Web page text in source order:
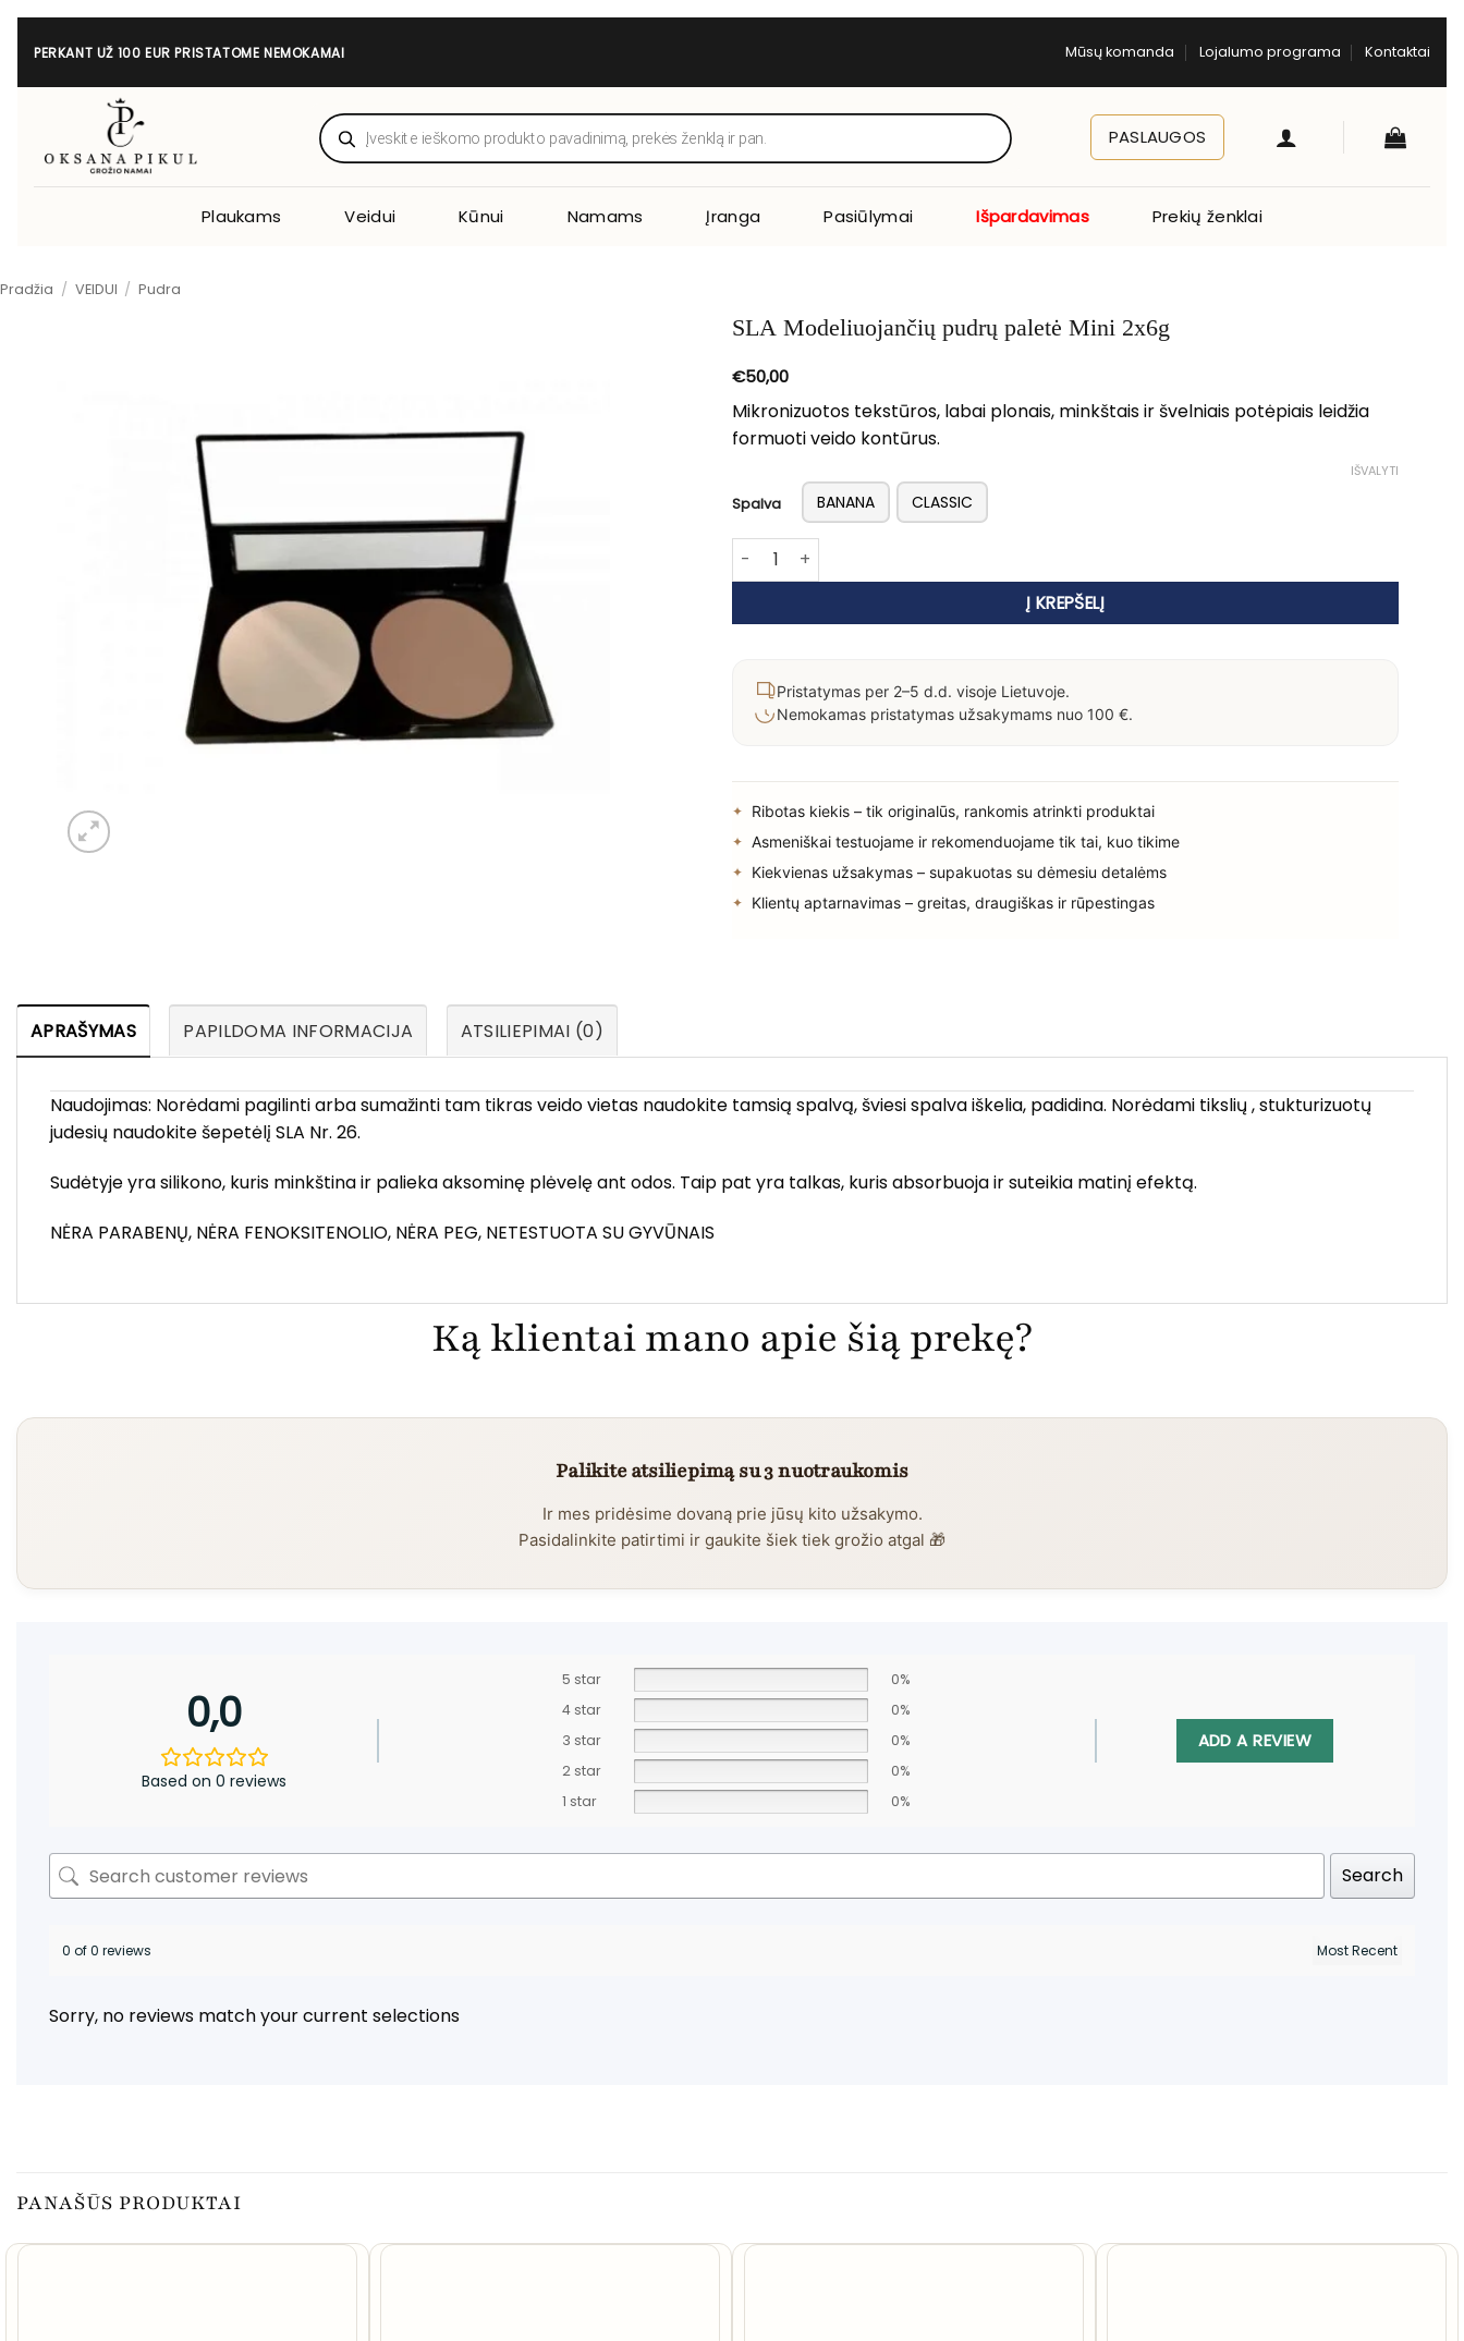
Skip
PERKANT UŽ 100 EUR PRISTATOME NEMOKAMAI Mūsų komanda Lojalumo programa Kontaktai
Products
search PASLAUGOS
Plaukams Veidui Kūnui Namams Įranga Pasiūlymai Išpardavimas Prekių ženklai
Pradžia / VEIDUI / Pudra
SLA Modeliuojančių pudrų paletė Mini 2x6g
€50,00
Mikronizuotos tekstūros, labai plonais, minkštais ir švelniais potėpiais leidžia
formuoti veido kontūrus.
Spalva BANANA CLASSIC
IŠVALYTI
produkto kiekis: SLA Modeliuojančių pudrų paletė Mini 2x6g
Į KREPŠELĮ
Pristatymas per 2–5 d.d. visoje Lietuvoje.
Nemokamas pristatymas užsakymams nuo 100 €.
Ribotas kiekis – tik originalūs, rankomis atrinkti produktai
Asmeniškai testuojame ir rekomenduojame tik tai, kuo tikime
Kiekvienas užsakymas – supakuotas su dėmesiu detalėms
Klientų aptarnavimas – greitas, draugiškas ir rūpestingas
APRAŠYMAS PAPILDOMA INFORMACIJA ATSILIEPIMAI (0)
Naudojimas: Norėdami pagilinti arba sumažinti tam tikras veido vietas naudokite tamsią spalvą, šviesi spalva iškelia, padidina. Norėdami tikslių , stukturizuotų
judesių naudokite šepetėlį SLA Nr. 26.
Sudėtyje yra silikono, kuris minkština ir palieka aksominę plėvelę ant odos. Taip pat yra talkas, kuris absorbuoja ir suteikia matinį efektą.
NĖRA PARABENŲ, NĖRA FENOKSITENOLIO, NĖRA PEG, NETESTUOTA SU GYVŪNAIS
Ką klientai mano apie šią prekę?
Palikite atsiliepimą su 3 nuotraukomis
Ir mes pridėsime dovaną prie jūsų kito užsakymo.
Pasidalinkite patirtimi ir gaukite šiek tiek grožio atgal 🎁
0,0
Based on 0 reviews
5 star
0%
4 star
0%
3 star
0%
2 star
0%
1 star
0%
ADD A REVIEW
Search
0 of 0 reviews
Sorry, no reviews match your current selections
PANAŠŪS PRODUKTAI